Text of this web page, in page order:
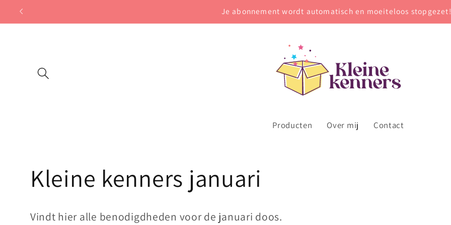
naar de
content
Je abonnement wordt automatisch en moeiteloos stopgezet!
Producten Over mij Contact
C
o
Kleine kenners januari
Vindt hier alle benodigdheden voor de januari doos.